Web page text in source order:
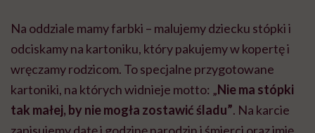
Na oddziale mamy farbki – malujemy dziecku stópki i
odciskamy na kartoniku, który pakujemy w kopertę i
wręczamy rodzicom. To specjalne przygotowane
kartoniki, na których widnieje motto: „Nie ma stópki
tak małej, by nie mogła zostawić śladu”. Na karcie